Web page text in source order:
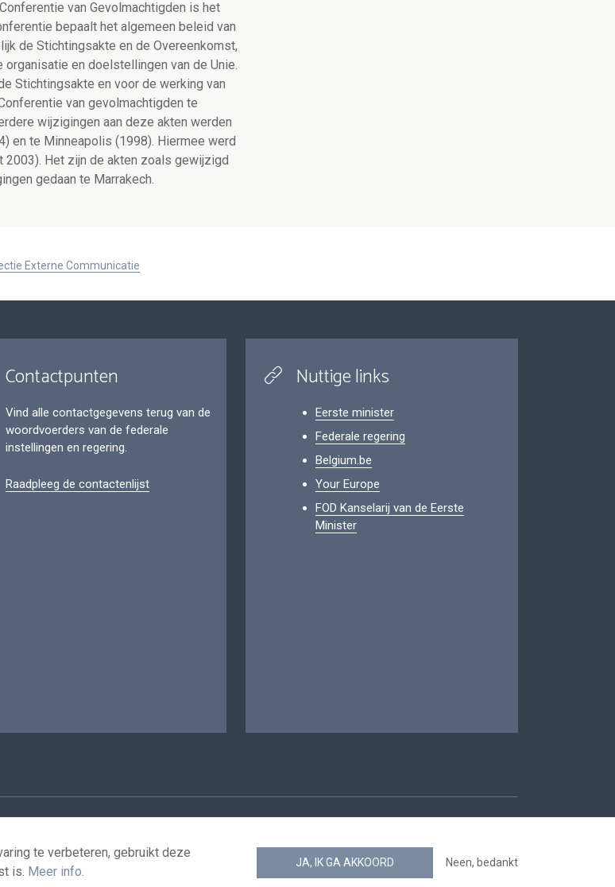
van Gevolmachtigden is het
bepaalt het algemeen beleid van
de Stichtingsakte en de Overeenkomst,
en doelstellingen van de Unie.
Stichtingsakte en voor de werking van
van gevolmachtigden te
wijzigingen aan deze akten werden
en te Minneapolis (1998). Hiermee werd
Het zijn de akten zoals gewijzigd
gedaan te Marrakech.
Externe Communicatie
Contactpunten
Vind alle contactgegevens terug van de
woordvoerders van de federale
instellingen en regering.
Raadpleeg de contactenlijst
Nuttige links
Eerste minister
Federale regering
Belgium.be
Your Europe
FOD Kanselarij van de Eerste
Minister
te verbeteren, gebruikt deze
is. Meer info.
JA, IK GA AKKOORD Neen, bedankt